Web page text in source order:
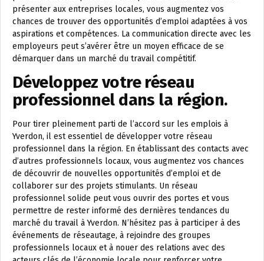
présenter aux entreprises locales, vous augmentez vos
chances de trouver des opportunités d’emploi adaptées à vos
aspirations et compétences. La communication directe avec les
employeurs peut s’avérer être un moyen efficace de se
démarquer dans un marché du travail compétitif.
Développez votre réseau
professionnel dans la région.
Pour tirer pleinement parti de l’accord sur les emplois à
Yverdon, il est essentiel de développer votre réseau
professionnel dans la région. En établissant des contacts avec
d’autres professionnels locaux, vous augmentez vos chances
de découvrir de nouvelles opportunités d’emploi et de
collaborer sur des projets stimulants. Un réseau
professionnel solide peut vous ouvrir des portes et vous
permettre de rester informé des dernières tendances du
marché du travail à Yverdon. N’hésitez pas à participer à des
événements de réseautage, à rejoindre des groupes
professionnels locaux et à nouer des relations avec des